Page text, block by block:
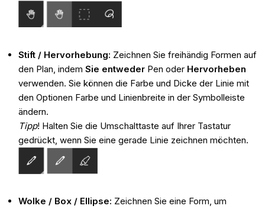
Stift / Hervorhebung: Zeichnen Sie freihändig Formen auf
den Plan, indemSie entweder Pen oder Hervorheben
verwenden. Sie können die Farbe und Dicke der Linie mit
den Optionen Farbe und Linienbreite in der Symbolleiste
ändern.
Tipp! Halten Sie die Umschalttaste auf Ihrer Tastatur
gedrückt, wenn Sie eine gerade Linie zeichnen möchten.
Wolke / Box / Ellipse: Zeichnen Sie eine Form, um